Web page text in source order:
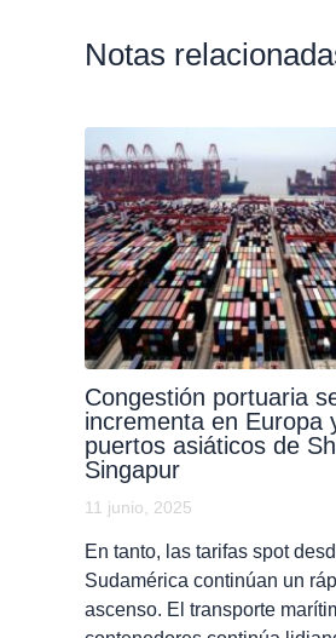
Notas
Congestión portuaria
incrementa en Europa
puertos asiáticos de
Singapur
11 junio, 2025
En tanto, las tarifas spot
Sudamérica continúan un
ascenso. El transporte